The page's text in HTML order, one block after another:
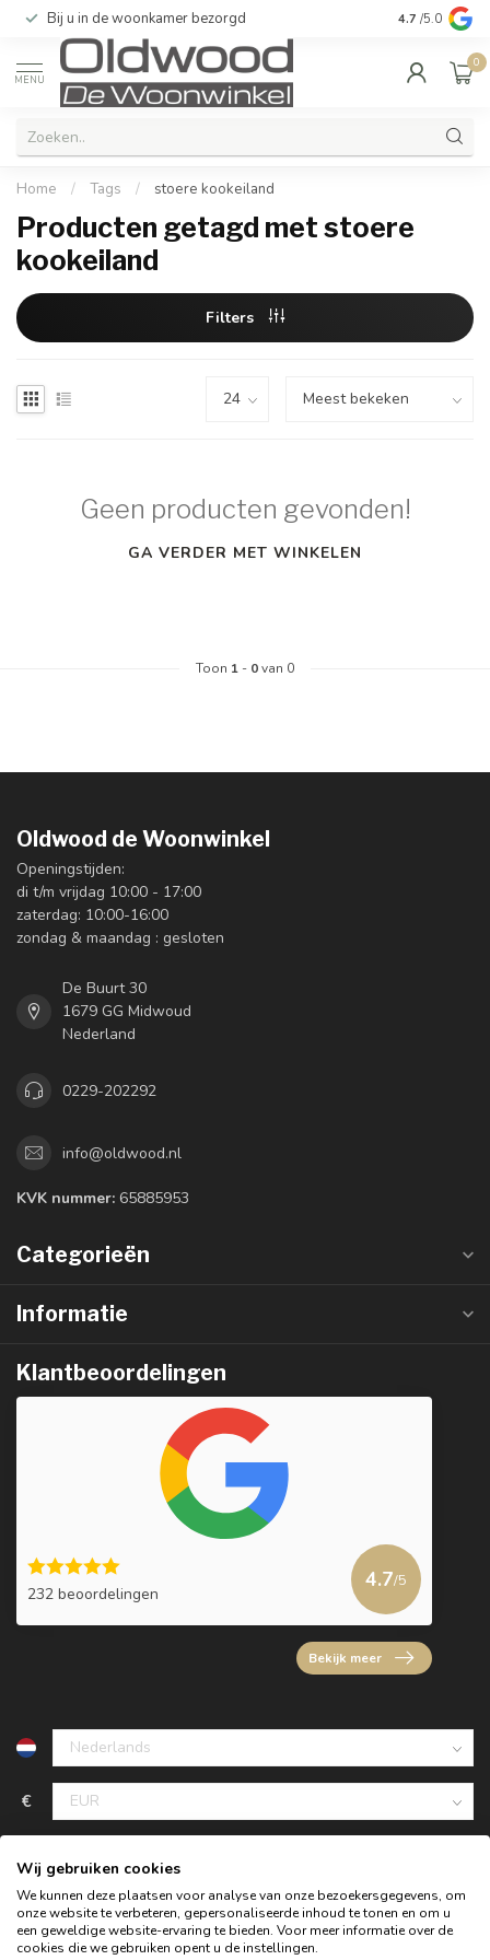
Bij u in de woonkamer bezorgd Kwaliteit &
4.7 /5.0
MENU
0
Home / Tags / stoere kookeiland
Producten getagd met stoere
kookeiland
Filters
Geen producten gevonden!
GA VERDER MET WINKELEN
Toon 1 - 0van 0
Oldwood de Woonwinkel
Openingstijden:
di t/m vrijdag 10:00 - 17:00
zaterdag: 10:00-16:00
zondag & maandag : gesloten
De Buurt 30
1679 GG Midwoud
Nederland
0229-202292
info@oldwood.nl
KVK nummer: 65885953
Categorieën
Informatie
Klantbeoordelingen
232 beoordelingen
4.7/5
Bekijk meer
€
Wij gebruiken cookies
We kunnen deze plaatsen voor analyse van onze bezoekersgegevens, om
onze website te verbeteren, gepersonaliseerde inhoud te tonen en om u
een geweldige website-ervaring te bieden. Voor meer informatie over de
cookies die we gebruiken opent u de instellingen.